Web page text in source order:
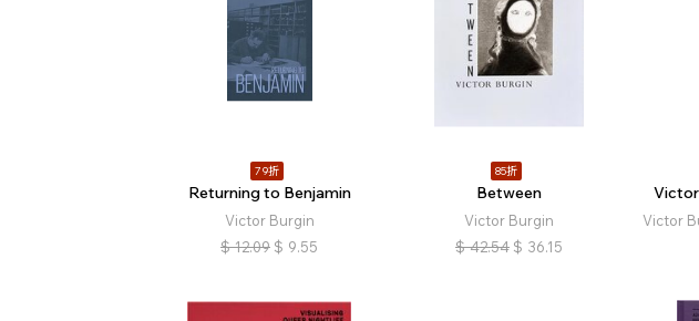
79折
Returning to Benjamin
Victor Burgin
$ 12.09 $ 9.55
85折
Between
Victor Burgin
$ 42.54 $ 36.15
Victor